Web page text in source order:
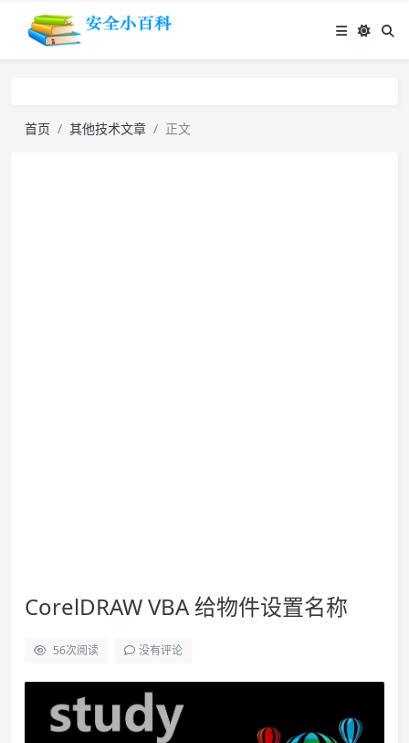
首页 其他技术文章 正文
CorelDRAW VBA 给物件设置名称
56次阅读 没有评论